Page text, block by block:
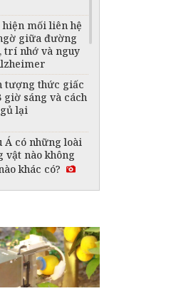
hiện mối liên hệ
giữa đường
trí nhớ và nguy
tượng thức giấc
giờ sáng và cách
lại
Á có những loài
vật nào không
khác có?
Vườn quốc gia
Nha - Kẻ Bàng
triển mô hình AI
“ngôn ngữ
bộ”